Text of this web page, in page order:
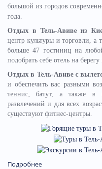
большой из городов
года.
Отдых в Тель-Авиве из
центр культуры и торговли, а
больше 47 гостиниц на
подобрать себе отель на берегу
Отдых в Тель-Авиве с
и обеспечить вас разными
теннис, батут, а также в
развлечений и для всех
существуют фитнес-центры.
Подробнее